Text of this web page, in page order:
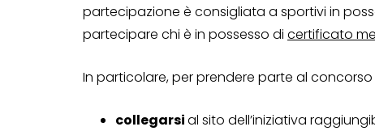
partecipazione è consigliata a sportivi in
partecipare chi è in possesso di certificato
In particolare, per prendere parte al
collegarsial sito dell’iniziativa